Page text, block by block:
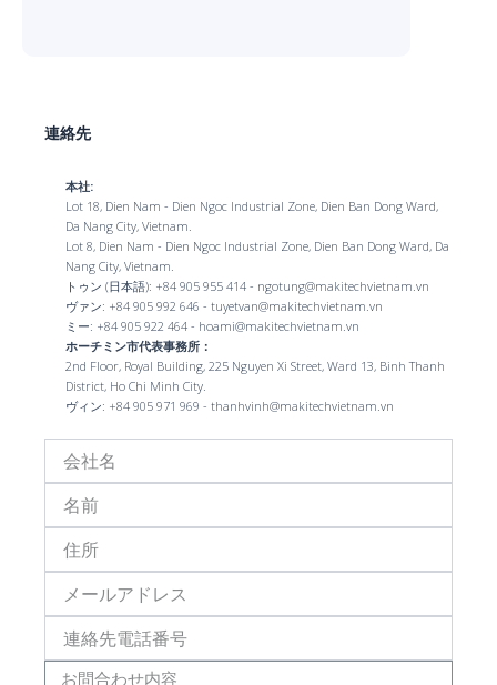
連絡先
本社:
Lot 18, Dien Nam - Dien Ngoc Industrial Zone, Dien Ban Dong Ward,
Da Nang City, Vietnam.
Lot 8, Dien Nam - Dien Ngoc Industrial Zone, Dien Ban Dong Ward, Da
Nang City, Vietnam.
トゥン (日本語): +84 905 955 414 - ngotung@makitechvietnam.vn
ヴァン: +84 905 992 646 - tuyetvan@makitechvietnam.vn
ミー: +84 905 922 464 - hoami@makitechvietnam.vn
ホーチミン市代表事務所：
2nd Floor, Royal Building, 225 Nguyen Xi Street, Ward 13, Binh Thanh
District, Ho Chi Minh City.
ヴィン: +84 905 971 969 - thanhvinh@makitechvietnam.vn
Công
Tên
Điện
Thoại
Message